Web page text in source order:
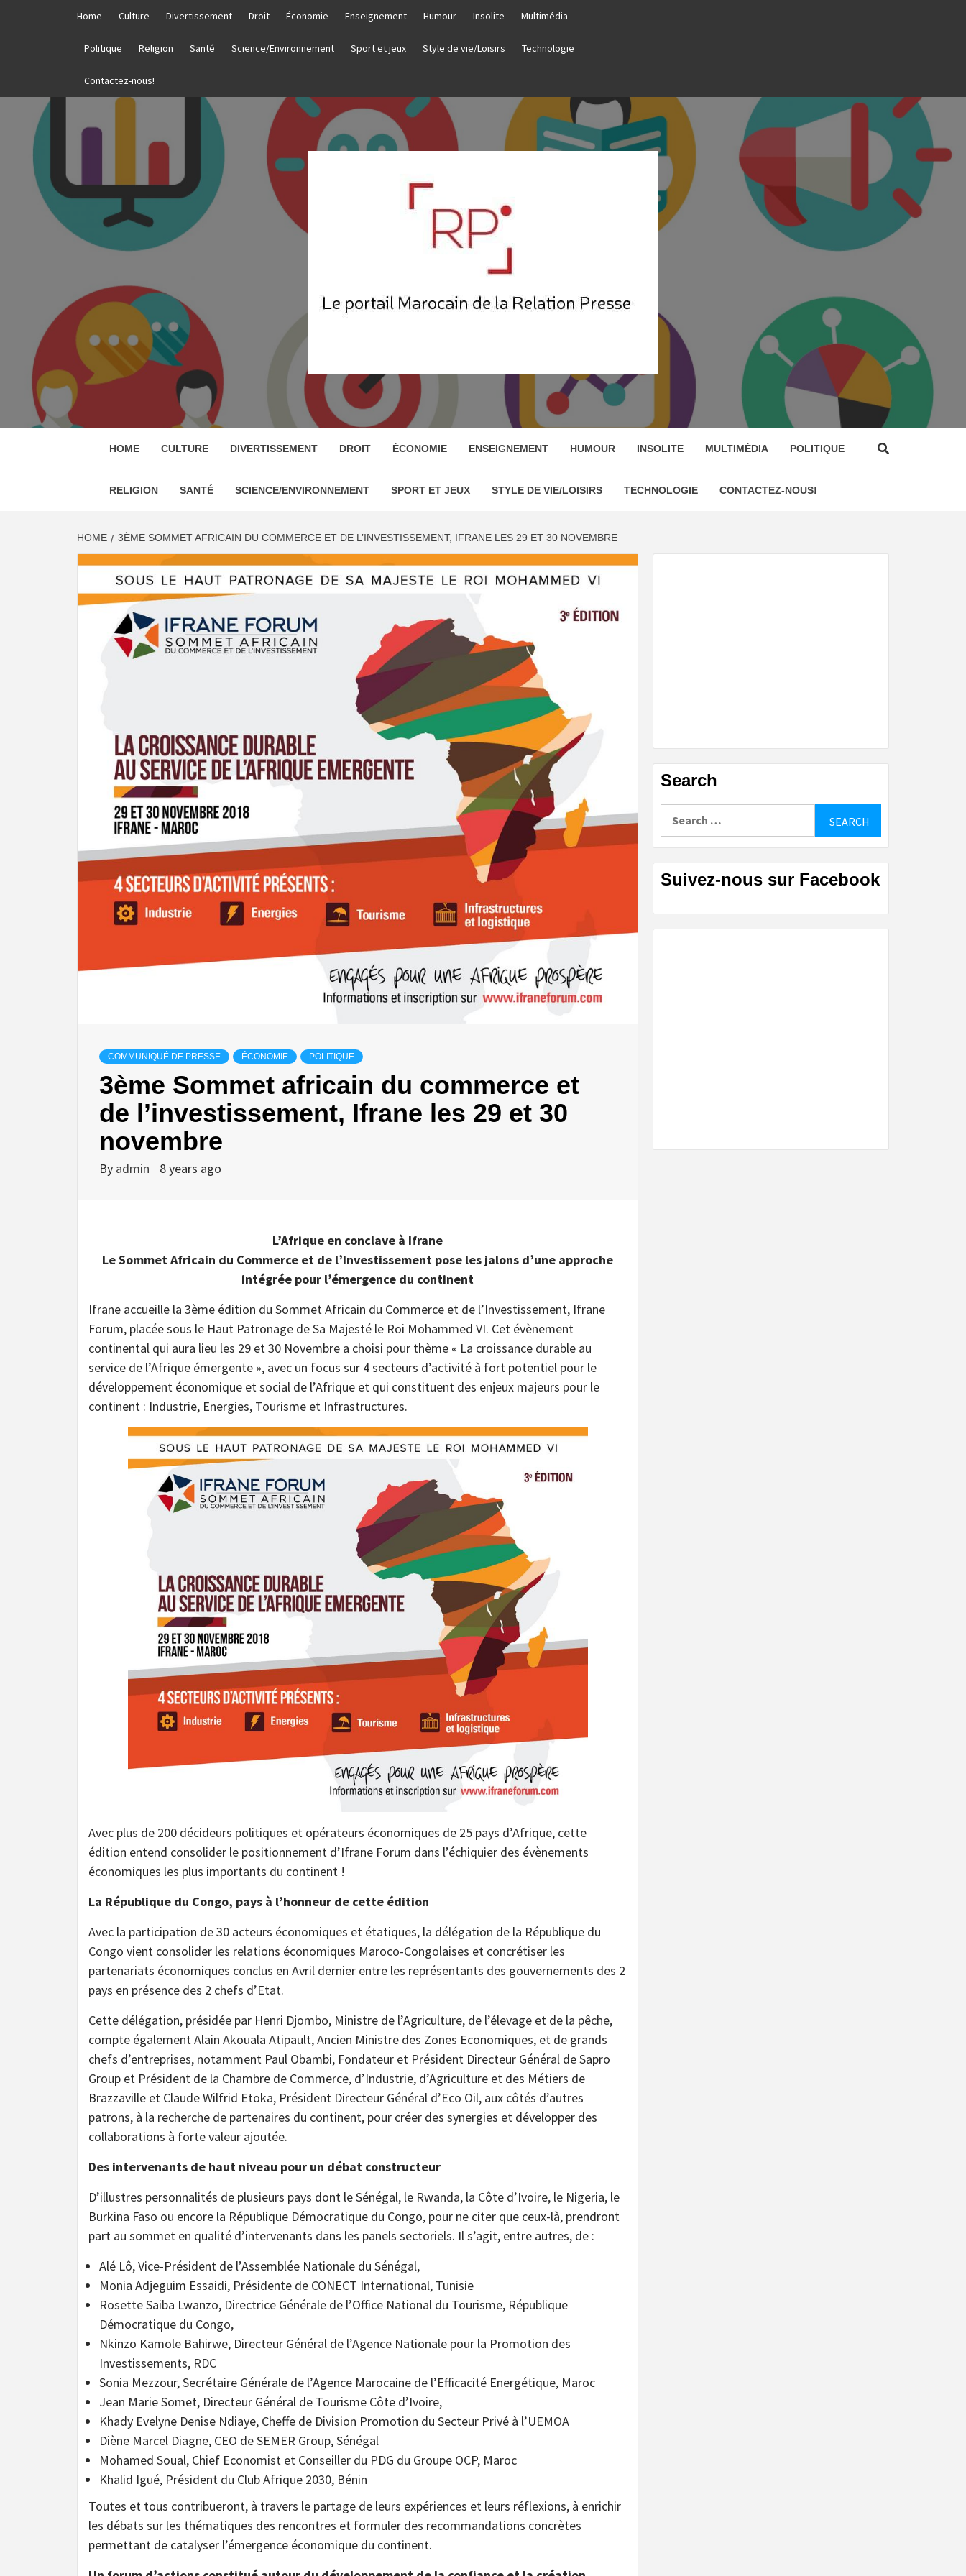
Home Culture Divertissement Droit Économie Enseignement Humour Insolite Multimédia
Politique Religion Santé Science/Environnement Sport et jeux Style de vie/Loisirs Technologie
Contactez-nous!
RP MAROC
RELATION PRESSE MAROC & COMMUNIQUÉ DE PRESSE MAROC
HOME CULTURE DIVERTISSEMENT DROIT ÉCONOMIE ENSEIGNEMENT HUMOUR INSOLITE MULTIMÉDIA POLITIQUE
RELIGION SANTÉ SCIENCE/ENVIRONNEMENT SPORT ET JEUX STYLE DE VIE/LOISIRS TECHNOLOGIE CONTACTEZ-NOUS!
HOME 3ÈME SOMMET AFRICAIN DU COMMERCE ET DE L’INVESTISSEMENT, IFRANE LES 29 ET 30 NOVEMBRE
COMMUNIQUÉ DE PRESSE ÉCONOMIE POLITIQUE
3ème Sommet africain du commerce et
de l’investissement, Ifrane les 29 et 30
novembre
By admin 8 years ago
L’Afrique en conclave à Ifrane
Le Sommet Africain du Commerce et de l’Investissement pose les jalons d’une approche
intégrée pour l’émergence du continent
Ifrane accueille la 3ème édition du Sommet Africain du Commerce et de l’Investissement, Ifrane
Forum, placée sous le Haut Patronage de Sa Majesté le Roi Mohammed VI. Cet évènement
continental qui aura lieu les 29 et 30 Novembre a choisi pour thème « La croissance durable au
service de l’Afrique émergente », avec un focus sur 4 secteurs d’activité à fort potentiel pour le
développement économique et social de l’Afrique et qui constituent des enjeux majeurs pour le
continent : Industrie, Energies, Tourisme et Infrastructures.
Avec plus de 200 décideurs politiques et opérateurs économiques de 25 pays d’Afrique, cette
édition entend consolider le positionnement d’Ifrane Forum dans l’échiquier des évènements
économiques les plus importants du continent !
La République du Congo, pays à l’honneur de cette édition
Avec la participation de 30 acteurs économiques et étatiques, la délégation de la République du
Congo vient consolider les relations économiques Maroco-Congolaises et concrétiser les
partenariats économiques conclus en Avril dernier entre les représentants des gouvernements des 2
pays en présence des 2 chefs d’Etat.
Cette délégation, présidée par Henri Djombo, Ministre de l’Agriculture, de l’élevage et de la pêche,
compte également Alain Akouala Atipault, Ancien Ministre des Zones Economiques, et de grands
chefs d’entreprises, notamment Paul Obambi, Fondateur et Président Directeur Général de Sapro
Group et Président de la Chambre de Commerce, d’Industrie, d’Agriculture et des Métiers de
Brazzaville et Claude Wilfrid Etoka, Président Directeur Général d’Eco Oil, aux côtés d’autres
patrons, à la recherche de partenaires du continent, pour créer des synergies et développer des
collaborations à forte valeur ajoutée.
Des intervenants de haut niveau pour un débat constructeur
D’illustres personnalités de plusieurs pays dont le Sénégal, le Rwanda, la Côte d’Ivoire, le Nigeria, le
Burkina Faso ou encore la République Démocratique du Congo, pour ne citer que ceux-là, prendront
part au sommet en qualité d’intervenants dans les panels sectoriels. Il s’agit, entre autres, de :
Alé Lô, Vice-Président de l’Assemblée Nationale du Sénégal,
Monia Adjeguim Essaidi, Présidente de CONECT International, Tunisie
Rosette Saiba Lwanzo, Directrice Générale de l’Office National du Tourisme, République
Démocratique du Congo,
Nkinzo Kamole Bahirwe, Directeur Général de l’Agence Nationale pour la Promotion des
Investissements, RDC
Sonia Mezzour, Secrétaire Générale de l’Agence Marocaine de l’Efficacité Energétique, Maroc
Jean Marie Somet, Directeur Général de Tourisme Côte d’Ivoire,
Khady Evelyne Denise Ndiaye, Cheffe de Division Promotion du Secteur Privé à l’UEMOA
Diène Marcel Diagne, CEO de SEMER Group, Sénégal
Mohamed Soual, Chief Economist et Conseiller du PDG du Groupe OCP, Maroc
Khalid Igué, Président du Club Afrique 2030, Bénin
Toutes et tous contribueront, à travers le partage de leurs expériences et leurs réflexions, à enrichir
les débats sur les thématiques des rencontres et formuler des recommandations concrètes
permettant de catalyser l’émergence économique du continent.
Search
Suivez-nous sur Facebook